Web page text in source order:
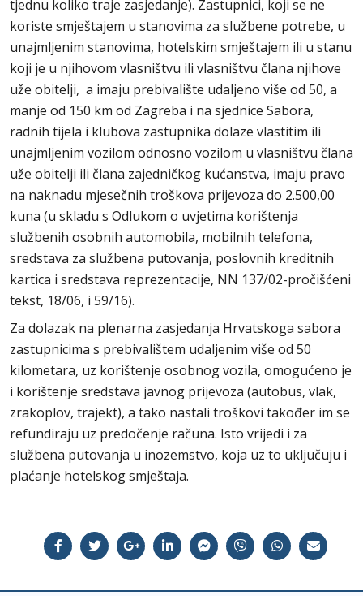
tjednu koliko traje zasjedanje). Zastupnici, koji se ne
koriste smještajem u stanovima za službene potrebe, u
unajmljenim stanovima, hotelskim smještajem ili u stanu
koji je u njihovom vlasništvu ili vlasništvu člana njihove
uže obitelji, a imaju prebivalište udaljeno više od 50, a
manje od 150 km od Zagreba i na sjednice Sabora,
radnih tijela i klubova zastupnika dolaze vlastitim ili
unajmljenim vozilom odnosno vozilom u vlasništvu člana
uže obitelji ili člana zajedničkog kućanstva, imaju pravo
na naknadu mjesečnih troškova prijevoza do 2.500,00
kuna (u skladu s Odlukom o uvjetima korištenja
službenih osobnih automobila, mobilnih telefona,
sredstava za službena putovanja, poslovnih kreditnih
kartica i sredstava reprezentacije, NN 137/02-pročišćeni
tekst, 18/06, i 59/16).
Za dolazak na plenarna zasjedanja Hrvatskoga sabora
zastupnicima s prebivalištem udaljenim više od 50
kilometara, uz korištenje osobnog vozila, omogućeno je
i korištenje sredstava javnog prijevoza (autobus, vlak,
zrakoplov, trajekt), a tako nastali troškovi također im se
refundiraju uz predočenje računa. Isto vrijedi i za
službena putovanja u inozemstvo, koja uz to uključuju i
plaćanje hotelskog smještaja.